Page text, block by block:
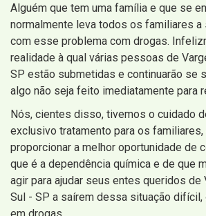
Alguém que tem uma família e que se
normalmente leva todos os familiares a
com esse problema com drogas.
realidade à qual várias pessoas de
SP estão submetidas e continuarão se
algo não seja feito imediatamente para
Nós, cientes disso, tivemos o cuidado
exclusivo tratamento para os
proporcionar a melhor oportunidade de
que é a dependência química e de que
agir para ajudar seus entes queridos de
Sul - SP a saírem dessa situação difícil,